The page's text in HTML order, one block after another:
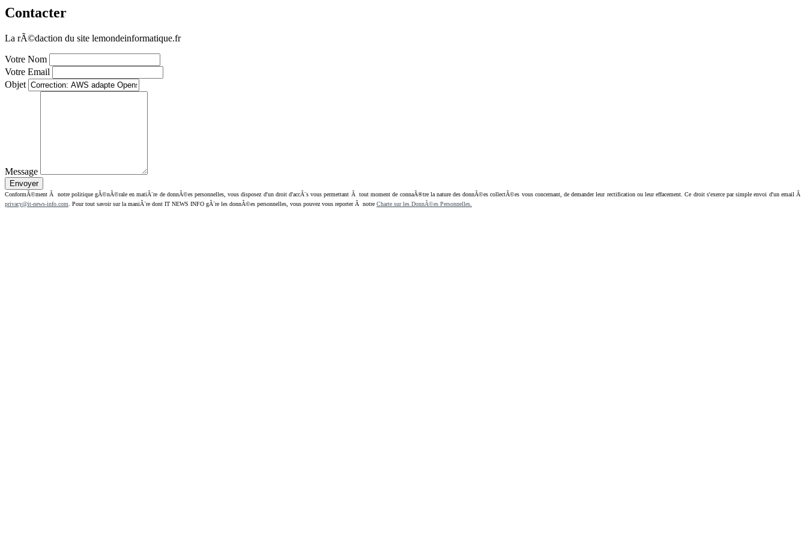
Contacter
La rÃ©daction du site lemondeinformatique.fr
Votre Nom
Votre Email
Objet
Message
ConformÃ©ment Ã notre politique gÃ©nÃ©rale en matiÃ¨re de donnÃ©es personnelles, vous disposez d'un droit d'accÃ¨s vous permettant Ã tout moment de connaÃ®tre la nature des donnÃ©es collectÃ©es vous concernant, de demander leur rectification ou leur effacement. Ce droit s'exerce par simple envoi d'un email Ã
privacy@it-news-info.com . Pour tout savoir sur la maniÃ¨re dont IT NEWS INFO gÃ¨re les donnÃ©es personnelles, vous pouvez vous reporter Ã notre Charte sur les DonnÃ©es Personnelles.